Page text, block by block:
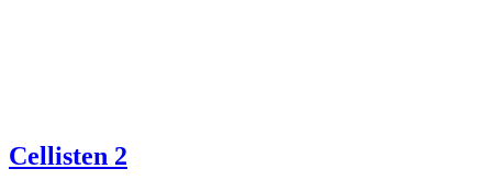
Cellisten 2